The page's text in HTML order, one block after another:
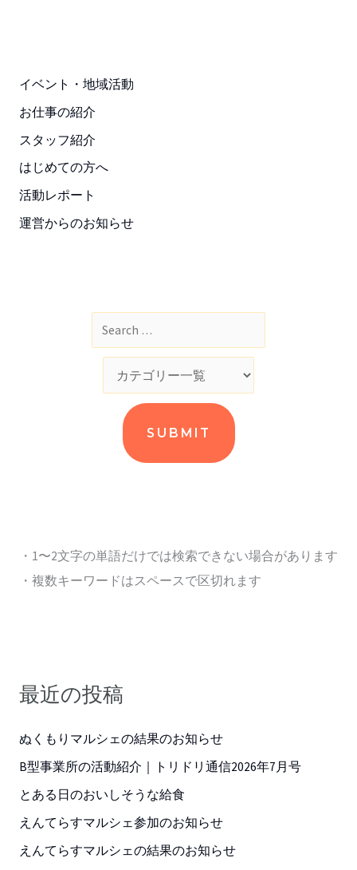
イベント・地域活動
お仕事の紹介
スタッフ紹介
はじめての方へ
活動レポート
運営からのお知らせ
・1〜2文字の単語だけでは検索できない場合があります
・複数キーワードはスペースで区切れます
最近の投稿
ぬくもりマルシェの結果のお知らせ
B型事業所の活動紹介｜トリドリ通信2026年7月号
とある日のおいしそうな給食
えんてらすマルシェ参加のお知らせ
えんてらすマルシェの結果のお知らせ